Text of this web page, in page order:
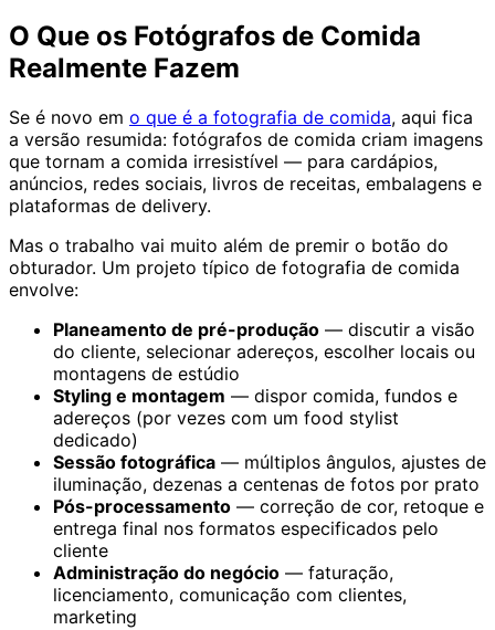
O Que os Fotógrafos de Comida
Realmente Fazem
Se é novo em o que é a fotografia de comida, aqui fica
a versão resumida: fotógrafos de comida criam imagens
que tornam a comida irresistível — para cardápios,
anúncios, redes sociais, livros de receitas, embalagens e
plataformas de delivery.
Mas o trabalho vai muito além de premir o botão do
obturador. Um projeto típico de fotografia de comida
envolve:
Planeamento de pré-produção — discutir a visão
do cliente, selecionar adereços, escolher locais ou
montagens de estúdio
Styling e montagem — dispor comida, fundos e
adereços (por vezes com um food stylist
dedicado)
Sessão fotográfica — múltiplos ângulos, ajustes de
iluminação, dezenas a centenas de fotos por prato
Pós-processamento — correção de cor, retoque e
entrega final nos formatos especificados pelo
cliente
Administração do negócio — faturação,
licenciamento, comunicação com clientes,
marketing